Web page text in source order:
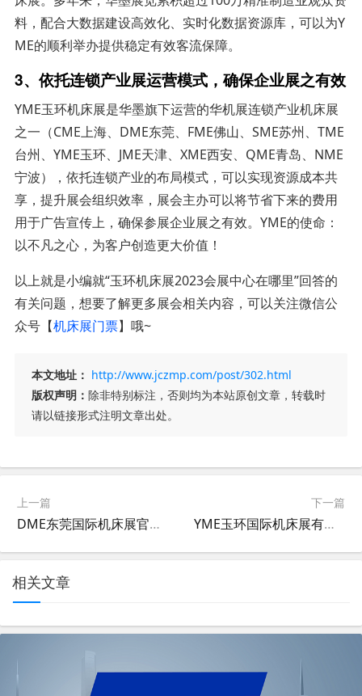
料，配合大数据建设高效化、实时化数据资源库，可以为Y
ME的顺利举办提供稳定有效客流保障。
3、依托连锁产业展运营模式，确保企业展之有效
YME玉环机床展是华墨旗下运营的华机展连锁产业机床展
之一（CME上海、DME东莞、FME佛山、SME苏州、TME
台州、YME玉环、JME天津、XME西安、QME青岛、NME
宁波），依托连锁产业的布局模式，可以实现资源成本共
享，提升展会组织效率，展会主办可以将节省下来的费用
用于广告宣传上，确保参展企业展之有效。YME的使命：
以不凡之心，为客户创造更大价值！
以上就是小编就“玉环机床展2023会展中心在哪里”回答的
有关问题，想要了解更多展会相关内容，可以关注微信公
众号【机床展门票】哦~
本文地址： http://www.jczmp.com/post/302.html
版权声明： 除非特别标注，否则均为本站原创文章，转载时
请以链接形式注明文章出处。
上一篇
DME东莞国际机床展官方电话是多少？
下一篇
YME玉环国际机床展有哪些品牌？
相关文章